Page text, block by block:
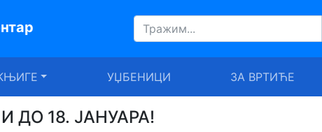
УЏБЕНИЦИ ЗА ВРТИЋЕ
18. ЈАНУАРА!